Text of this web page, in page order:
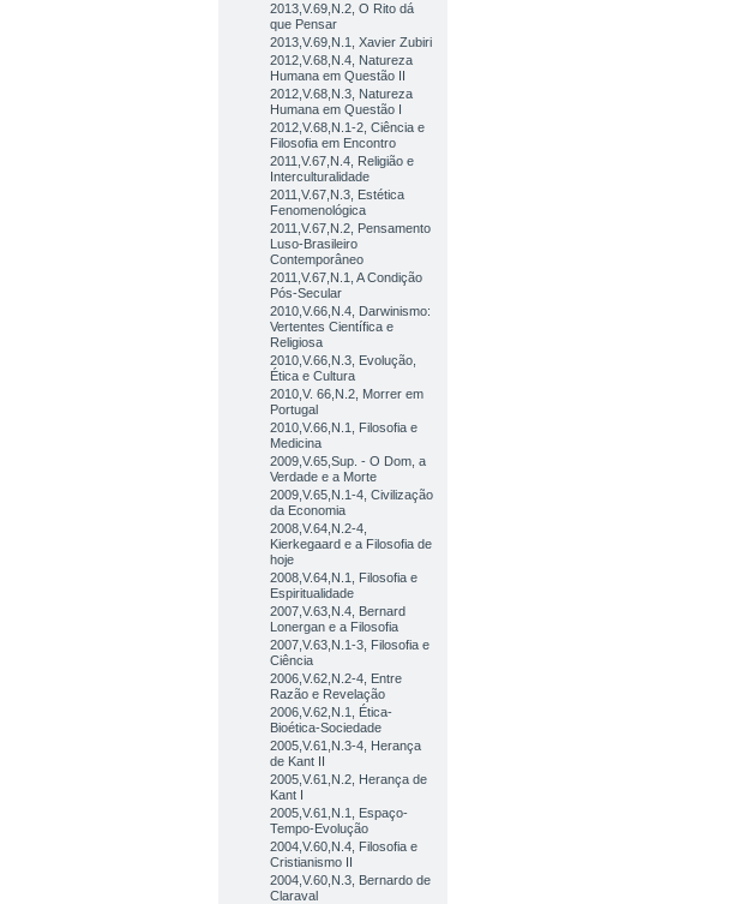
2013,V.69,N.2, O Rito dá
que Pensar
2013,V.69,N.1, Xavier Zubiri
2012,V.68,N.4, Natureza
Humana em Questão II
2012,V.68,N.3, Natureza
Humana em Questão I
2012,V.68,N.1-2, Ciência e
Filosofia em Encontro
2011,V.67,N.4, Religião e
Interculturalidade
2011,V.67,N.3, Estética
Fenomenológica
2011,V.67,N.2, Pensamento
Luso-Brasileiro
Contemporâneo
2011,V.67,N.1, A Condição
Pós-Secular
2010,V.66,N.4, Darwinismo:
Vertentes Científica e
Religiosa
2010,V.66,N.3, Evolução,
Ética e Cultura
2010,V. 66,N.2, Morrer em
Portugal
2010,V.66,N.1, Filosofia e
Medicina
2009,V.65,Sup. - O Dom, a
Verdade e a Morte
2009,V.65,N.1-4, Civilização
da Economia
2008,V.64,N.2-4,
Kierkegaard e a Filosofia de
hoje
2008,V.64,N.1, Filosofia e
Espiritualidade
2007,V.63,N.4, Bernard
Lonergan e a Filosofia
2007,V.63,N.1-3, Filosofia e
Ciência
2006,V.62,N.2-4, Entre
Razão e Revelação
2006,V.62,N.1, Ética-
Bioética-Sociedade
2005,V.61,N.3-4, Herança
de Kant II
2005,V.61,N.2, Herança de
Kant I
2005,V.61,N.1, Espaço-
Tempo-Evolução
2004,V.60,N.4, Filosofia e
Cristianismo II
2004,V.60,N.3, Bernardo de
Claraval